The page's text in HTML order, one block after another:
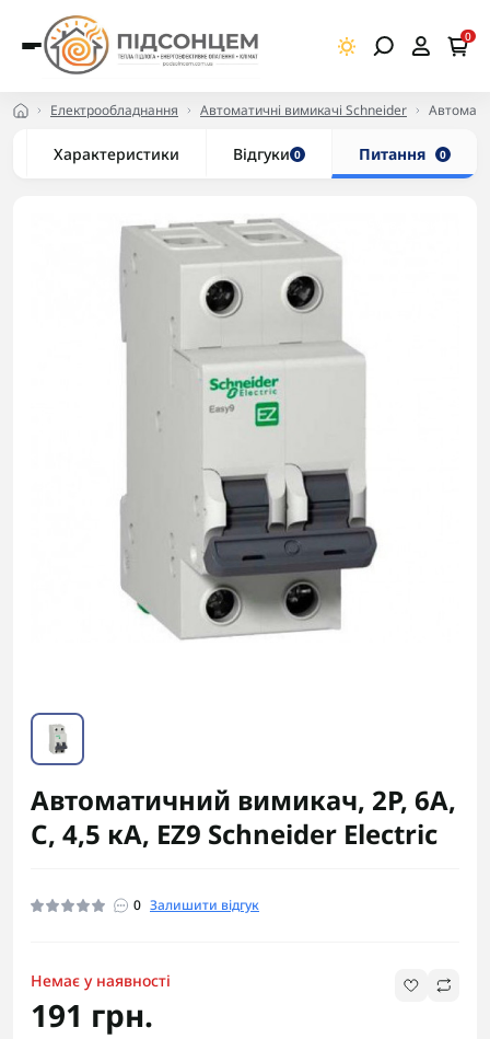
0
Електрообладнання Автоматичні вимикачі Schneider
Характеристики Відгуки 0 Питання 0
Автоматичний вимикач, 2Р, 6А,
С, 4,5 кА, EZ9 Schneider Electric
0 Залишити відгук
Немає у наявності
191 грн.